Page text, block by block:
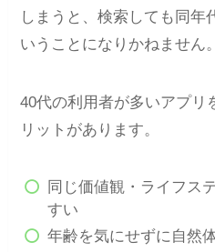
しまうと、検索しても同
いうことになりかねません。
40代の利用者が多いアプリ
リットがあります。
同じ価値観・ライフス
すい
年齢を気にせずに自然